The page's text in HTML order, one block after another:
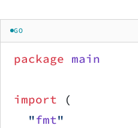
GO
package main
import (
	"
fmt"